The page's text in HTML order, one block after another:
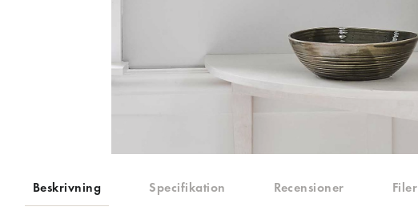
Beskrivning Specifikation Recensioner Filer